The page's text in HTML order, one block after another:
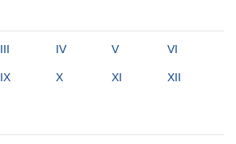
III IV V VI
IX X XI XII